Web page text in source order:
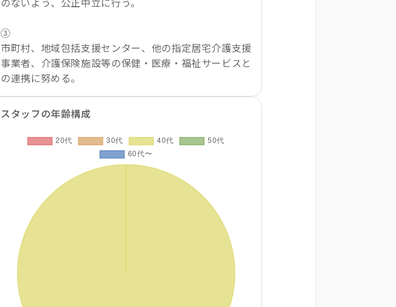
のないよう、公正中立に行う。
③
市町村、地域包括支援センター、他の指定居宅介護支援
事業者、介護保険施設等の保健・医療・福祉サービスと
の連携に努める。
スタッフの年齢構成